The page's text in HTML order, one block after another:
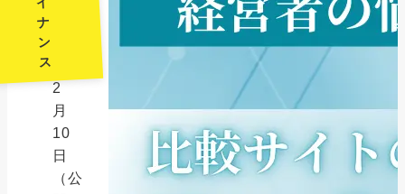
ナ
ン
ス
2
月
10
日
（公